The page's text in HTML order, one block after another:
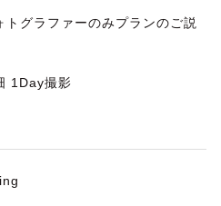
トグラファーのみプランのご説
1Day撮影